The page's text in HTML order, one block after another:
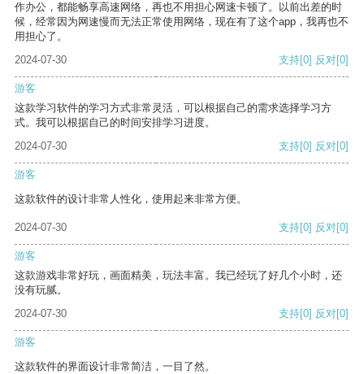
作办公，都能畅享高速网络，再也不用担心网速卡顿了。以前出差的时
候，经常因为网速慢而无法正常使用网络，现在有了这个app，我再也不
用担心了。
2024-07-30
支持[0] 反对[0]
游客
这款学习软件的学习方式非常灵活，可以根据自己的需求选择学习方
式。我可以根据自己的时间安排学习进度。
2024-07-30
支持[0] 反对[0]
游客
这款软件的设计非常人性化，使用起来非常方便。
2024-07-30 支持[0] 反对[0]
游客
这款游戏非常好玩，画面精美，玩法丰富。我已经玩了好几个小时，还
没有玩腻。
2024-07-30
支持[0] 反对[0]
游客
这款软件的界面设计非常简洁，一目了然。